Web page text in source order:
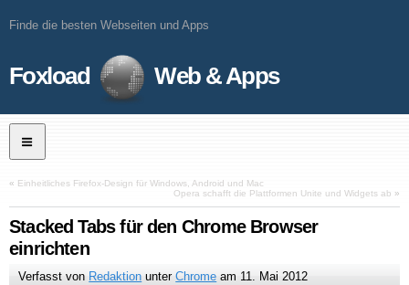
Finde die besten Webseiten und Apps
Foxload Web & Apps
« Einheitliches Firefox-Design für Windows, Android und Mac
Opera schafft die Plattformen Unite und Widgets ab »
Stacked Tabs für den Chrome Browser
einrichten
Verfasst von Redaktion unterChrome am 11. Mai 2012